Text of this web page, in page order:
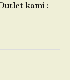
kami :